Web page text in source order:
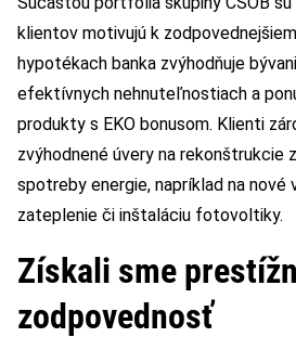
klientov motivujú k
hypotékach banka zvýhodňuje
efektívnych nehnuteľnostiach a
produkty s EKO bonusom. Klienti
zvýhodnené úvery na rekonštrukcie
spotreby energie, napríklad na nové
zateplenie či inštaláciu fotovoltiky.
Získali sme
zodpovednosť